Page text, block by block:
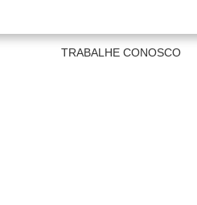
TRABALHE CONOSCO